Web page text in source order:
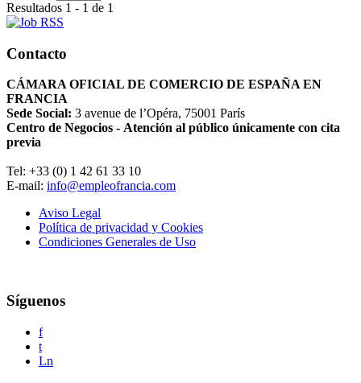
Resultados 1 - 1 de 1
Contacto
CÁMARA OFICIAL DE COMERCIO DE ESPAÑA EN
FRANCIA
Sede Social: 3 avenue de l’Opéra, 75001 París
Centro de Negocios - Atención al público únicamente con cita
previa
Tel: +33 (0) 1 42 61 33 10
E-mail: info@empleofrancia.com
Aviso Legal
Política de privacidad y Cookies
Condiciones Generales de Uso
Síguenos
f
t
Ln